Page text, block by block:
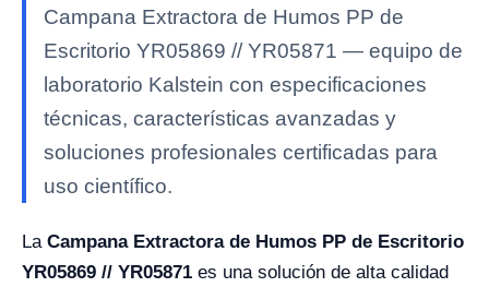
Campana Extractora de Humos PP de
Escritorio YR05869 // YR05871 — equipo de
laboratorio Kalstein con especificaciones
técnicas, características avanzadas y
soluciones profesionales certificadas para
uso científico.
La Campana Extractora de Humos PP de Escritorio
YR05869 // YR05871 es una solución de alta calidad